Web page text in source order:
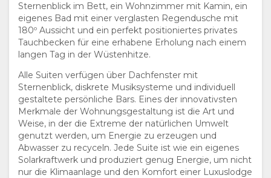
DOKUMENTE
FOTOS
VIDEOS
VIRTUELLE
TOUR
GENIESSEN
AKTIVITÄTEN
LANDKARTE
ORT
WEGBESCHREIBUNGEN
KONTAKT
SPRACHE
WECHSELN
SPANISCH
Sternenblick im Bett, ein Wohnzimmer mit Kamin, ein
eigenes Bad mit einer verglasten Regendusche mit
180º Aussicht und ein perfekt positioniertes privates
Tauchbecken für eine erhabene Erholung nach einem
langen Tag in der Wüstenhitze.
Alle Suiten verfügen über Dachfenster mit
Sternenblick, diskrete Musiksysteme und individuell
gestaltete persönliche Bars. Eines der innovativsten
Merkmale der Wohnungsgestaltung ist die Art und
Weise, in der die Extreme der natürlichen Umwelt
genutzt werden, um Energie zu erzeugen und
Abwasser zu recyceln. Jede Suite ist wie ein eigenes
Solarkraftwerk und produziert genug Energie, um nicht
nur die Klimaanlage und den Komfort einer Luxuslodge